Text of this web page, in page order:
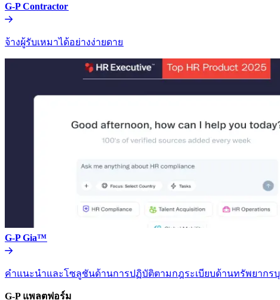
G-P Contractor​​
จ้างผู้รับเหมาได้อย่างง่ายดาย​​
G-P Gia™​​
คำแนะนำและโซลูชันด้านการปฏิบัติตามกฎระเบียบด้านทรัพยากร
G-P แพลตฟอร์ม​​